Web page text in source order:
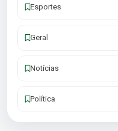
Esportes
Geral
Notícias
Política